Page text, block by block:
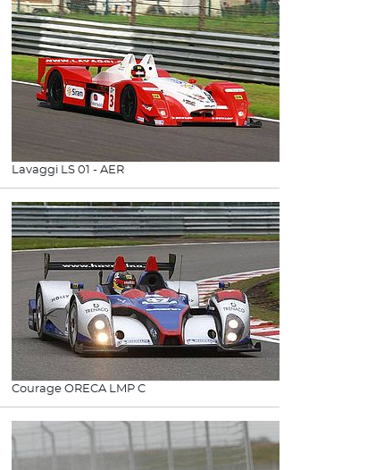
Lavaggi LS 01 - AER
Courage ORECA LMP C